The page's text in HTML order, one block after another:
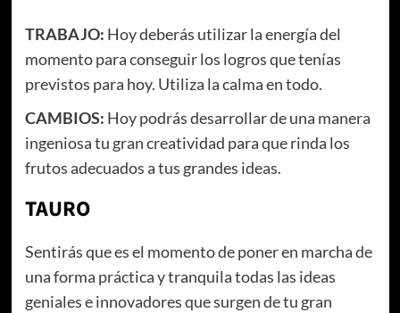
TRABAJO: Hoy deberás utilizar la energía del
momento para conseguir los logros que tenías
previstos para hoy. Utiliza la calma en todo.
CAMBIOS: Hoy podrás desarrollar de una manera
ingeniosa tu gran creatividad para que rinda los
frutos adecuados a tus grandes ideas.
TAURO
Sentirás que es el momento de poner en marcha de
una forma práctica y tranquila todas las ideas
geniales e innovadores que surgen de tu gran